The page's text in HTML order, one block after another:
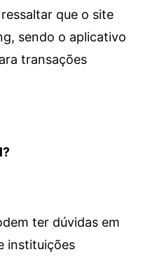
que o site
sendo o aplicativo
transações
ter dúvidas em
instituições